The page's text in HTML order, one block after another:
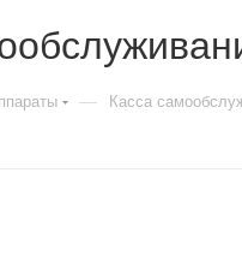
— Касса